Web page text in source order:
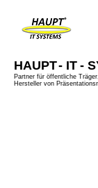
HAUPT- IT -
Partner für öffentliche
Hersteller von